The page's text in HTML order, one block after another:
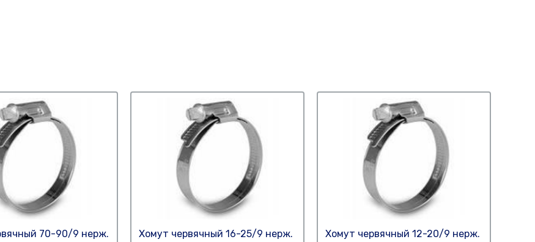
70-90/9 нерж.
Хомут червячный 16-25/9 нерж.
Хомут червячный 12-20/9 нерж.